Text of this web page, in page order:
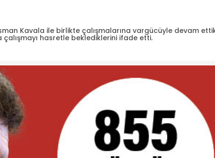
Kavala ile birlikte çalışmalarına vargücüyle devam
hasretle beklediklerini ifade etti.